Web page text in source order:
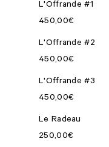
L'Offrande #1
450,00€
L'Offrande #2
450,00€
L'Offrande #3
450,00€
Le Radeau
250,00€